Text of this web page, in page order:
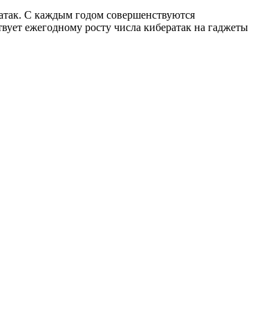
С каждым годом совершенствуются
ежегодному росту числа кибератак на гаджеты